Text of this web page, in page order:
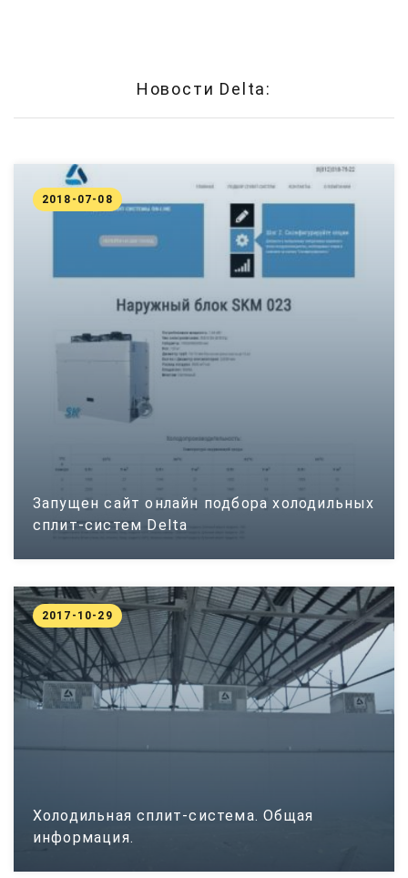
Новости Delta:
Запущен сайт онлайн подбора холодильных
сплит-систем Delta
2018-07-08
Холодильная сплит-система. Общая
информация.
2017-10-29